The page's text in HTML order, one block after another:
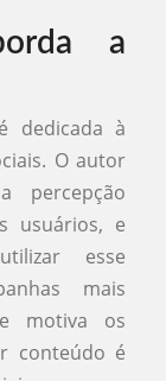
a
dedicada à
O autor
percepção
usuários, e
esse
mais
motiva os
conteúdo é